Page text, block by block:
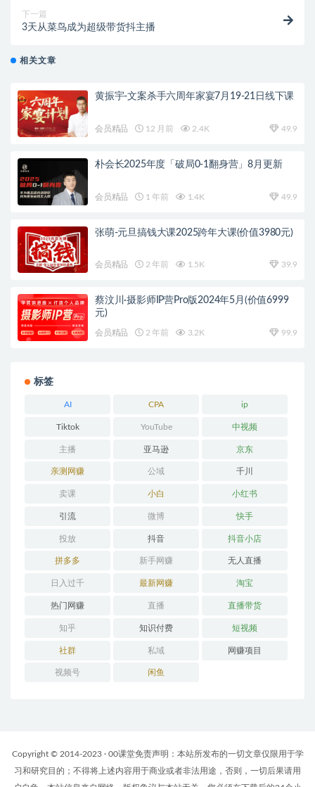
下一篇
3天从菜鸟成为超级带货抖主播
相关文章
黄振宇-文案杀手六周年家宴7月19-21日线下课
会员精品 12 月前 2.4K 49.9
朴会长2025年度「破局0-1翻身营」8月更新
会员精品 1 年前 1.4K 49.9
张萌-元旦搞钱大课2025跨年大课(价值3980元)
会员精品 2 年前 1.5K 39.9
蔡汶川·摄影师IP营Pro版2024年5月(价值6999
元)
会员精品 2 年前 3.2K 99.9
标签
AI CPA ip
Tiktok YouTube 中视频
主播 亚马逊 京东
亲测网赚 公域 千川
卖课 小白 小红书
引流 微博 快手
投放 抖音 抖音小店
拼多多 新手网赚 无人直播
日入过千 最新网赚 淘宝
热门网赚 直播 直播带货
知乎 知识付费 短视频
社群 私域 网赚项目
视频号 闲鱼
Copyright © 2014-2023 · 00课堂免责声明：本站所发布的一切文章仅限用于学
习和研究目的；不得将上述内容用于商业或者非法用途，否则，一切后果请用